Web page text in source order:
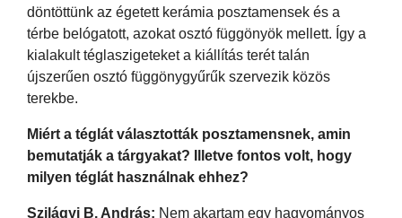
döntöttünk az égetett kerámia posztamensek és a
térbe belógatott, azokat osztó függönyök mellett. Így a
kialakult téglaszigeteket a kiállítás terét talán
újszerűen osztó függönygyűrűk szervezik közös
terekbe.
Miért a téglát választották posztamensnek, amin
bemutatják a tárgyakat? Illetve fontos volt, hogy
milyen téglát használnak ehhez?
Szilágyi B. András: Nem akartam egy hagyományos